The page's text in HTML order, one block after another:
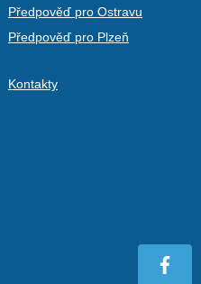
Předpověď pro Ostravu
Předpověď pro Plzeň
Kontakty